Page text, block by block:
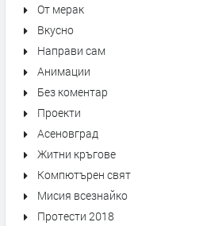
От мерак
Вкусно
Направи сам
Анимации
Без коментар
Проекти
Асеновград
Житни кръгове
Компютърен свят
Мисия всезнайко
Протести 2018